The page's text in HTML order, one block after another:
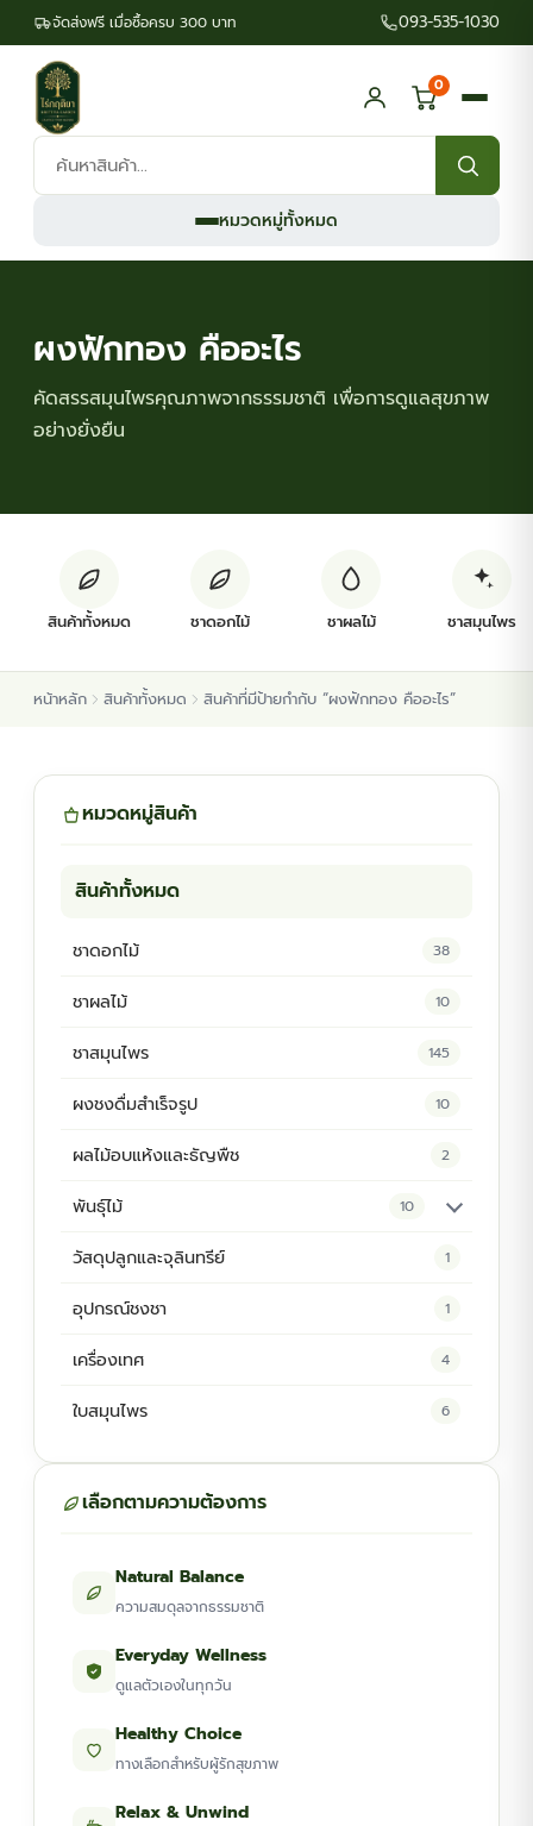
จัดส่งฟรี เมื่อซื้อครบ 300 บาท 093-535-1030
ค้นหา
สินค้า:
0
หมวดหมู่ทั้งหมด
ต้นพันธุ์สมุนไพร
ต้นพันธุ์ไม้ป่า
ผงฟักทอง คืออะไร
คัดสรรสมุนไพรคุณภาพจากธรรมชาติ เพื่อการดูแลสุขภาพ
อย่างยั่งยืน
สินค้าทั้งหมด ชาดอกไม้ ชาผลไม้ ชาสมุนไพร
หน้าหลัก สินค้าทั้งหมด สินค้าที่มีป้ายกำกับ “ผงฟักทอง คืออะไร”
หมวดหมู่สินค้า
สินค้าทั้งหมด
ชาดอกไม้ 38
ชาผลไม้ 10
ชาสมุนไพร 145
ผงชงดื่มสำเร็จรูป 10
ผลไม้อบแห้งและธัญพืช 2
พันธุ์ไม้ 10
ต้นพันธุ์สมุนไพร 5
วัสดุปลูกและจุลินทรีย์ 1
อุปกรณ์ชงชา 1
เครื่องเทศ 4
ใบสมุนไพร 6
เลือกตามความต้องการ
Natural Balance
ความสมดุลจากธรรมชาติ
Everyday Wellness
ดูแลตัวเองในทุกวัน
Healthy Choice
ทางเลือกสำหรับผู้รักสุขภาพ
Relax & Unwind